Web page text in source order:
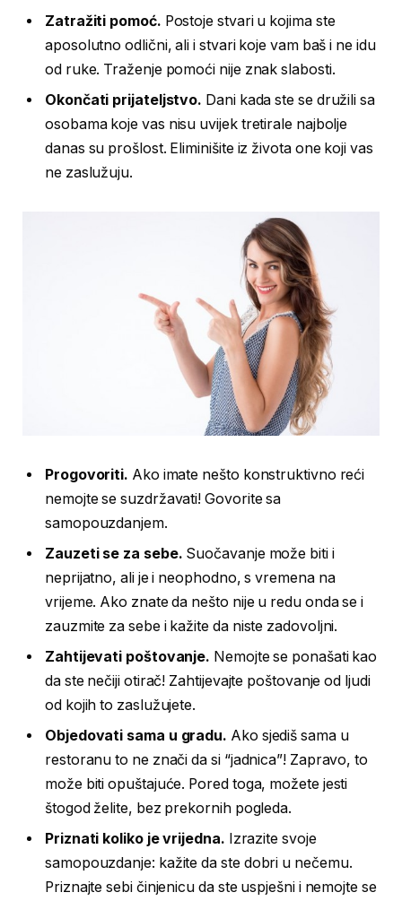
Zatražiti pomoć. Postoje stvari u kojima ste
aposolutno odlični, ali i stvari koje vam baš i ne idu
od ruke. Traženje pomoći nije znak slabosti.
Okončati prijateljstvo. Dani kada ste se družili sa
osobama koje vas nisu uvijek tretirale najbolje
danas su prošlost. Eliminišite iz života one koji vas
ne zaslužuju.
Progovoriti. Ako imate nešto konstruktivno reći
nemojte se suzdržavati! Govorite sa
samopouzdanjem.
Zauzeti se za sebe. Suočavanje može biti i
neprijatno, ali je i neophodno, s vremena na
vrijeme. Ako znate da nešto nije u redu onda se i
zauzmite za sebe i kažite da niste zadovoljni.
Zahtijevati poštovanje. Nemojte se ponašati kao
da ste nečiji otirač! Zahtijevajte poštovanje od ljudi
od kojih to zaslužujete.
Objedovati sama u gradu. Ako sjediš sama u
restoranu to ne znači da si “jadnica”! Zapravo, to
može biti opuštajuće. Pored toga, možete jesti
štogod želite, bez prekornih pogleda.
Priznati koliko je vrijedna. Izrazite svoje
samopouzdanje: kažite da ste dobri u nečemu.
Priznajte sebi činjenicu da ste uspješni i nemojte se